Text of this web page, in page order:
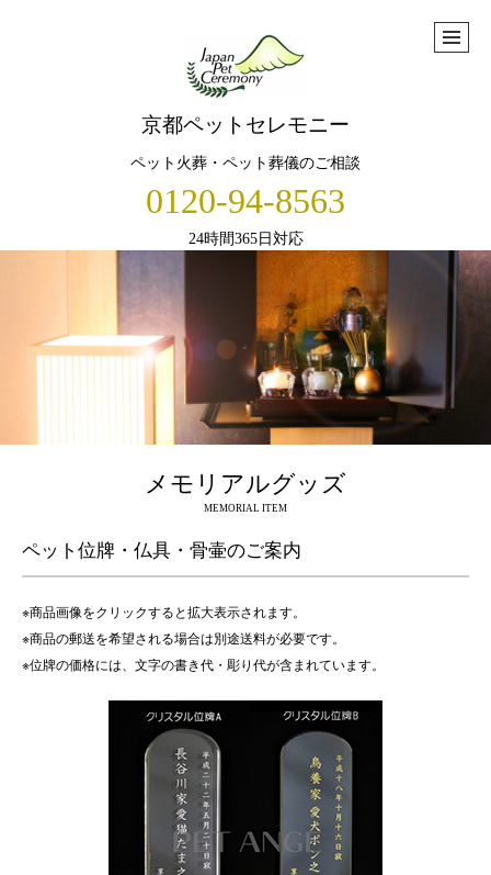
京都ペットセレモニー
ペット火葬・ペット葬儀のご相談
0120-94-8563
24時間365日対応
メモリアルグッズ
MEMORIAL ITEM
ペット位牌・仏具・骨壷のご案内
※商品画像をクリックすると拡大表示されます。
※商品の郵送を希望される場合は別途送料が必要です。
※位牌の価格には、文字の書き代・彫り代が含まれています。